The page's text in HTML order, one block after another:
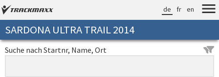
de fr en
SARDONA ULTRA TRAIL 2014
Suche nach Startnr, Name, Ort